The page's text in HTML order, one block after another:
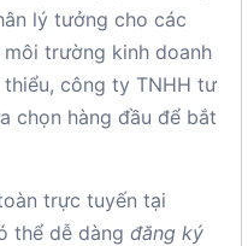
lý tưởng cho các
trường kinh doanh
công ty TNHH tư
chọn hàng đầu để bắt
trực tuyến tại
thể dễ dàng đăng ký